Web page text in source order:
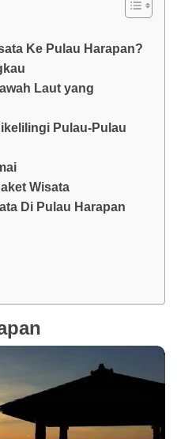
Ke Pulau Harapan?
Laut yang
Pulau-Pulau
Wisata
Di Pulau Harapan